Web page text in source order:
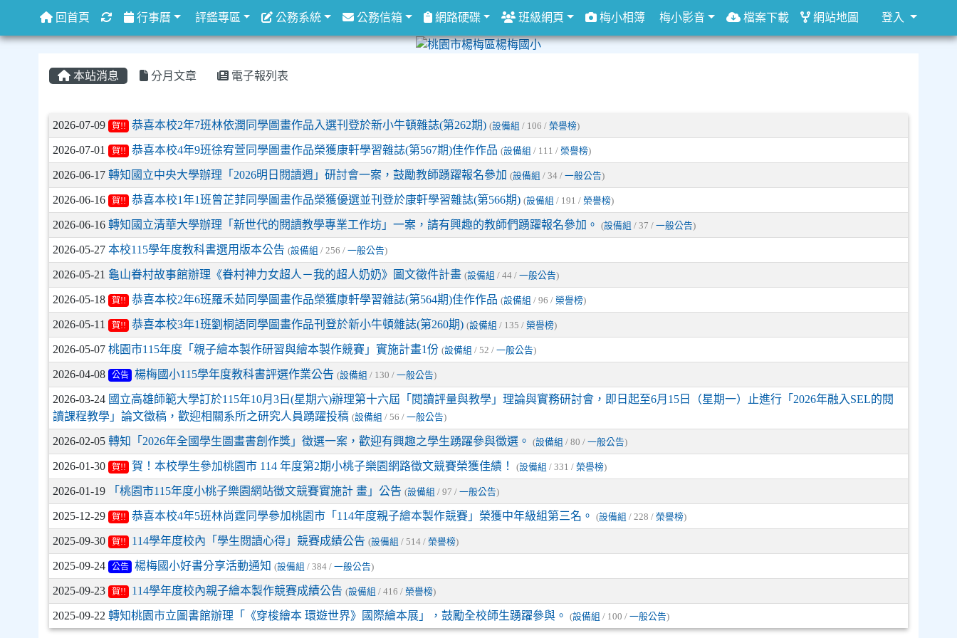
本站消息 分月文章 電子報列表
文章列表
2026-07-09 賀!! 恭喜本校2年7班林依潤同學圖畫作品入選刊登於新小牛頓雜誌(第262期) (設備組 / 106 /榮譽榜)
2026-07-01 賀!! 恭喜本校4年9班徐宥萱同學圖畫作品榮獲康軒學習雜誌(第567期)佳作作品 (設備組 / 111 /榮譽榜)
2026-06-17 轉知國立中央大學辦理「2026明日閱讀週」研討會一案，鼓勵教師踴躍報名參加 (設備組 / 34 / 一般公告)
2026-06-16 賀!! 恭喜本校1年1班曾芷菲同學圖畫作品榮獲優選並刊登於康軒學習雜誌(第566期) (設備組 / 191 /榮譽榜)
2026-06-16 轉知國立清華大學辦理「新世代的閱讀教學專業工作坊」一案，請有興趣的教師們踴躍報名參加。 (設備組 / 37 / 一般公告)
2026-05-27 本校115學年度教科書選用版本公告 (設備組 / 256 / 一般公告)
2026-05-21 龜山眷村故事館辦理《眷村神力女超人－我的超人奶奶》圖文徵件計畫 (設備組 / 44 / 一般公告)
2026-05-18 賀!! 恭喜本校2年6班羅禾茹同學圖畫作品榮獲康軒學習雜誌(第564期)佳作作品 (設備組 / 96 /榮譽榜)
2026-05-11 賀!! 恭喜本校3年1班劉桐語同學圖畫作品刊登於新小牛頓雜誌(第260期) (設備組 / 135 /榮譽榜)
2026-05-07 桃園市115年度「親子繪本製作研習與繪本製作競賽」實施計畫1份 (設備組 / 52 / 一般公告)
2026-04-08 公告 楊梅國小115學年度教科書評選作業公告 (設備組 / 130 /一般公告)
2026-03-24 國立高雄師範大學訂於115年10月3日(星期六)辦理第十六屆「閱讀評量與教學」理論與實務研討會，即日起至6月15日（星期一）止進行「2026年融入SEL的閱
讀課程教學」論文徵稿，歡迎相關系所之研究人員踴躍投稿 (設備組 / 56 / 一般公告)
2026-02-05 轉知「2026年全國學生圖畫書創作獎」徵選一案，歡迎有興趣之學生踴躍參與徵選。 (設備組 / 80 / 一般公告)
2026-01-30 賀!! 賀！本校學生參加桃園市 114 年度第2期小桃子樂園網路徵文競賽榮獲佳績！ (設備組 / 331 /榮譽榜)
2026-01-19 「桃園市115年度小桃子樂園網站徵文競賽實施計 畫」公告 (設備組 / 97 / 一般公告)
2025-12-29 賀!! 恭喜本校4年5班林尚霆同學參加桃園市「114年度親子繪本製作競賽」榮獲中年級組第三名。 (設備組 / 228 /榮譽榜)
2025-09-30 賀!! 114學年度校內「學生閱讀心得」競賽成績公告 (設備組 / 514 /榮譽榜)
2025-09-24 公告 楊梅國小好書分享活動通知 (設備組 / 384 /一般公告)
2025-09-23 賀!! 114學年度校內親子繪本製作競賽成績公告 (設備組 / 416 /榮譽榜)
2025-09-22 轉知桃園市立圖書館辦理「《穿梭繪本 環遊世界》國際繪本展」，鼓勵全校師生踴躍參與。 (設備組 / 100 / 一般公告)
回首頁 重新取得佈景設定
行事曆 評鑑專區 公務系統 公務信箱 網路硬碟 班級網頁 梅小相簿 梅小影音 檔案下載 網站地圖 登入